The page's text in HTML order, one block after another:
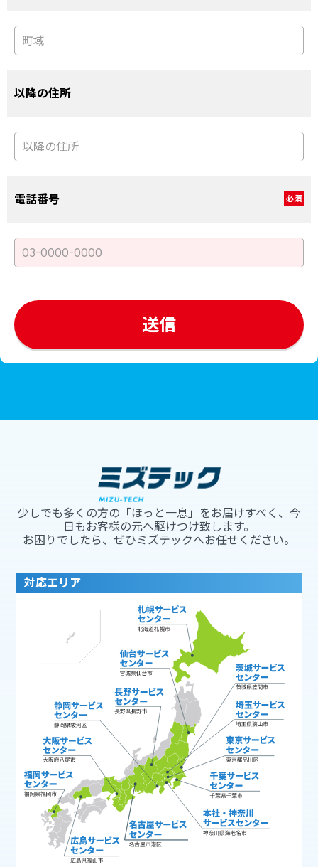
以降の住所
電話番号 必須
少しでも多くの方の「ほっと一息」をお届けすべく、今
日もお客様の元へ駆けつけ致します。
お困りでしたら、ぜひミズテックへお任せください。
対応エリア